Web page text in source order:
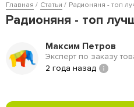
Главная Статьи Радионяня - топ
Радионяня - топ
Максим Петров
Эксперт по заказу
2 года назад